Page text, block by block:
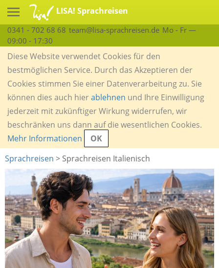
LISA! Sprachreisen
0341 - 702 68 68 team@lisa-sprachreisen.de Mo - Fr —
09:00 - 17:30
Diese Website verwendet Cookies für den
bestmöglichen Service. Durch das Akzeptieren der
Cookies stimmen Sie einer Datenverarbeitung zu. Sie
können dies auch hierablehnen und Ihre Einwilligung
jederzeit mit zukünftiger Wirkung widerrufen, wir
beschränken uns dann auf die wesentlichen Cookies.
Mehr Informationen
OK
Sprachreisen > Sprachreisen Italienisch